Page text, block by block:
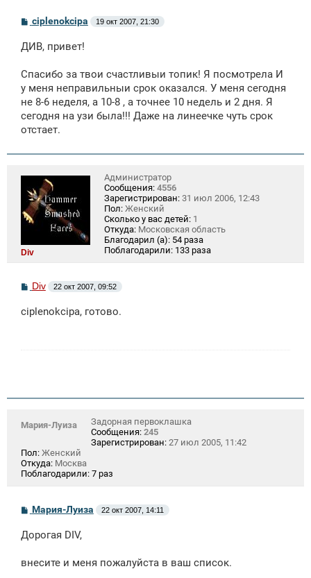
С
о
б
н
и
ciplenokcipa 19 окт 2007, 21:30
ДИВ, привет!
Спасибо за твои счастливыи топик! Я посмотрела И
у меня неправильныи срок оказался. У меня сегодня
не 8-6 неделя, а 10-8 , а точнее 10 недель и 2 дня. Я
сегодня на узи была!!! Даже на линеечке чуть срок
отстает.
Div
Администратор
Сообщения: 4556
Зарегистрирован: 31 июл 2006, 12:43
Пол: Женский
Сколько у вас детей: 1
Откуда: Московская область
Благодарил (а): 54 раза
Поблагодарили: 133 раза
С
о
б
Div 22 окт 2007, 09:52
ciplenokcipa, готово.
Мария-Луиза
Задорная первоклашка
Сообщения: 245
Зарегистрирован: 27 июл 2005, 11:42
Пол: Женский
Откуда: Москва
Поблагодарили: 7 раз
С
о
б
н
Мария-Луиза 22 окт 2007, 14:11
Дорогая DIV,
внесите и меня пожалуйста в ваш список.